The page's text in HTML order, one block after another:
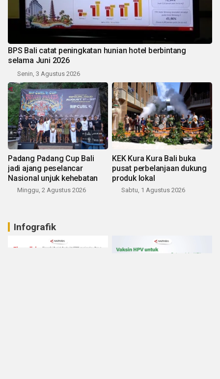
BPS Bali catat peningkatan hunian hotel berbintang
selama Juni 2026
Senin, 3 Agustus 2026
Padang Padang Cup Bali
jadi ajang peselancar
Nasional unjuk kehebatan
Minggu, 2 Agustus 2026
KEK Kura Kura Bali buka
pusat perbelanjaan dukung
produk lokal
Sabtu, 1 Agustus 2026
Infografik